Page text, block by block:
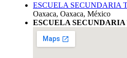
ESCUELA SECUNDARIA
Oaxaca, Oaxaca, México
ESCUELA